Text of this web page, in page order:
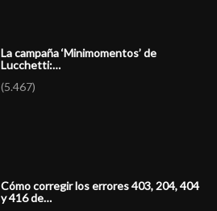
La campaña ‘Minimomentos’ de
Lucchetti:…
(5.467)
Cómo corregir los errores 403, 204, 404
y 416 de…